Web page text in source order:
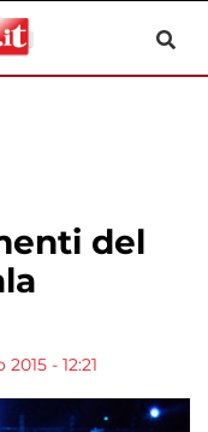
del
- 12:21